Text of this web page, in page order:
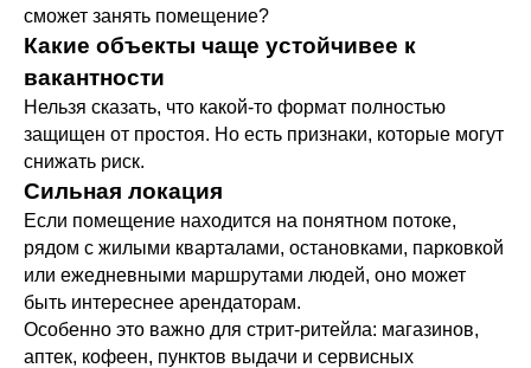
сможет занять помещение?
Какие объекты чаще устойчивее к
вакантности
Нельзя сказать, что какой-то формат полностью
защищен от простоя. Но есть признаки, которые могут
снижать риск.
Сильная локация
Если помещение находится на понятном потоке,
рядом с жилыми кварталами, остановками, парковкой
или ежедневными маршрутами людей, оно может
быть интереснее арендаторам.
Особенно это важно для стрит-ритейла: магазинов,
аптек, кофеен, пунктов выдачи и сервисных